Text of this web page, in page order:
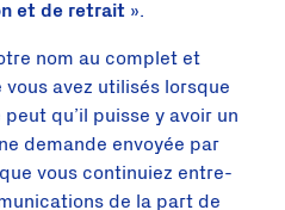
et de retrait ».
nom au complet et
vous avez utilisés lorsque
qu’il puisse y avoir un
demande envoyée par
vous continuiez entre-
de la part de